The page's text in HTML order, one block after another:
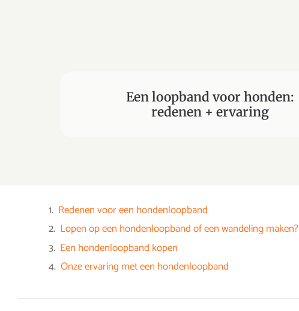
Een loopband voor honden:
redenen + ervaring
Redenen voor een hondenloopband
Lopen op een hondenloopband of een wandeling maken?
Een hondenloopband kopen
Onze ervaring met een hondenloopband